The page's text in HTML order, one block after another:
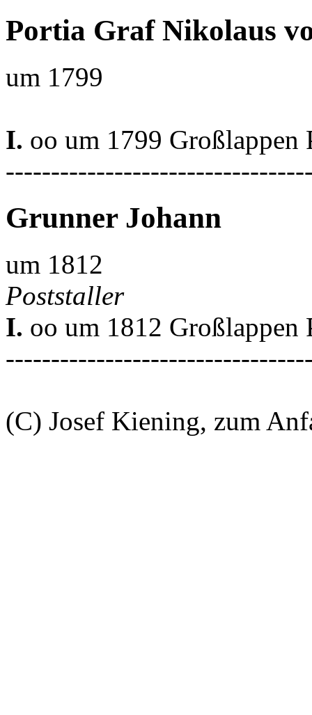
Portia Graf Nikolaus
um 1799
I. oo um 1799 Großlappen
Grunner Johann
um 1812
Poststaller
I. oo um 1812 Großlappen
(C) Josef Kiening, zum